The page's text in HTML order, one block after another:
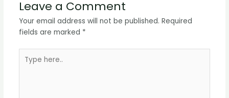
Leave a Comment
Your email address will not be published. Required
fields are marked *
here..